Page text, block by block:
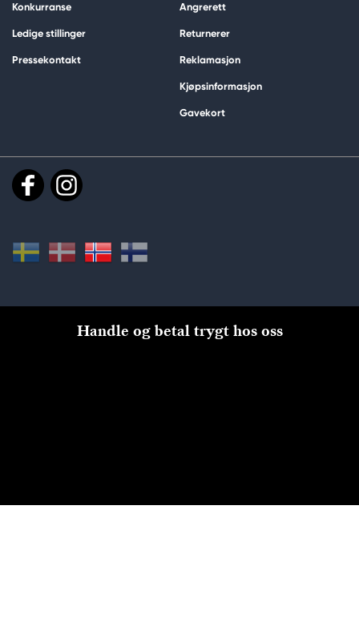
Konkurranse
Ledige stillinger
Pressekontakt
Angrerett
Returnerer
Reklamasjon
Kjøpsinformasjon
Gavekort
Handle og betal trygt hos oss